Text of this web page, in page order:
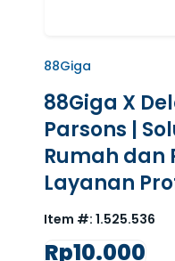
88Giga
88Giga X
Parsons |
Rumah dan
Layanan
Item #: 1.525.536
Rp10.000